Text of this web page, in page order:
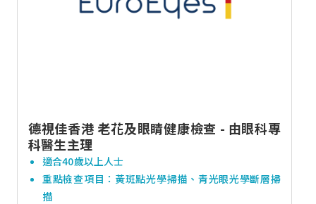
德視佳香港 老花及眼睛健康檢查 - 由眼科專
科醫生主理
適合40歲以上人士
重點檢查項目：黃斑點光學掃描、青光眼光學斷層掃
描